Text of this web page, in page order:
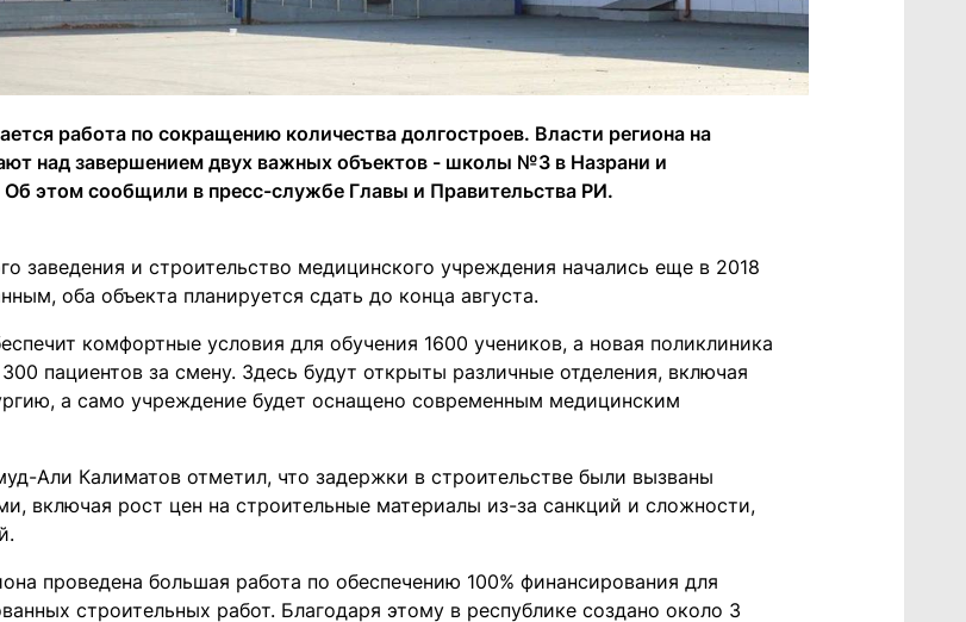
работа по сокращению количества долгостроев. Власти региона на
над завершением двух важных объектов - школы №3 в Назрани и
этом сообщили в пресс-службе Главы и Правительства РИ.
заведения и строительство медицинского учреждения начались еще в 2018
оба объекта планируется сдать до конца августа.
комфортные условия для обучения 1600 учеников, а новая поликлиника
пациентов за смену. Здесь будут открыты различные отделения, включая
а само учреждение будет оснащено современным медицинским
Али Калиматов отметил, что задержки в строительстве были вызваны
включая рост цен на строительные материалы из-за санкций и сложности,
проведена большая работа по обеспечению 100% финансирования для
строительных работ. Благодаря этому в республике создано около 3